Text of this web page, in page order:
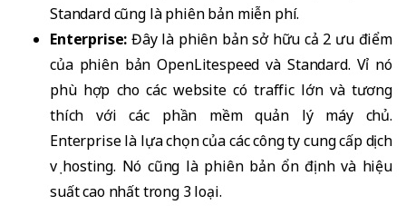
Standard cũng là phiên bản miễn phí.
Enterprise: Đây là phiên bản sở hữu cả 2 ưu điểm
của phiên bản OpenLitespeed và Standard. Vỉ nó
phù hợp cho các website có traffic lớn và tương
thích với các phần mềm quản lý máy chủ.
Enterprise là lựa chọn của các công ty cung cấp dịch
vụ hosting. Nó cũng là phiên bản ổn định và hiệu
suất cao nhất trong 3 loại.